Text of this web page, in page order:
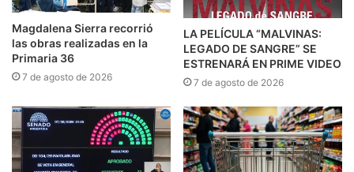
Magdalena Sierra recorrió
las obras realizadas en la
Primaria 36
7 de agosto de 2026
LA PELÍCULA “MALVINAS:
LEGADO DE SANGRE” SE
ESTRENARÁ EN PRIME VIDEO
7 de agosto de 2026